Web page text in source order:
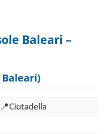
Baleari –
📍Ciutadella